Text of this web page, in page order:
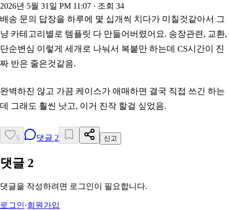
2026년 5월 31일 PM 11:07 · 조회 34
배송 문의 답장을 하루에 몇 십개씩 치다가 미칠것같아서 그
냥 카테고리별로 템플릿 다 만들어버렸어요. 송장관련, 교환,
단순변심 이렇게 세개로 나눠서 복붙만 하는데 CS시간이 진
짜 반은 줄은것같음.
완벽하진 않고 가끔 케이스가 애매하면 결국 직접 쓰긴 하는
데 그래도 훨씬 낫고, 이거 진작 할걸 싶었음.
5 댓글 2 신고
댓글 2
댓글을 작성하려면 로그인이 필요합니다.
로그인·회원가입